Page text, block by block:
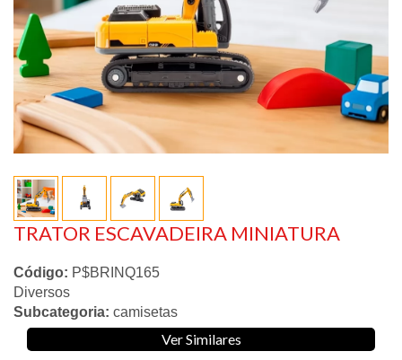
TRATOR ESCAVADEIRA MINIATURA
Código: P$BRINQ165
Diversos
Subcategoria: camisetas
Ver Similares